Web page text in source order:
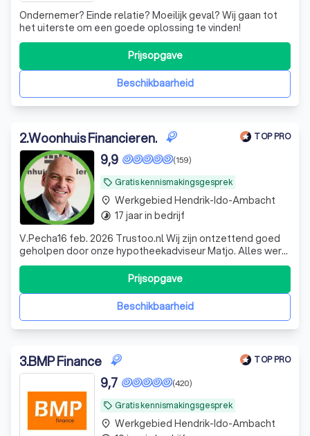
Ondernemer? Einde relatie? Moeilijk geval? Wij gaan tot
het uiterste om een goede oplossing te vinden!
Beschikbaarheid
Prijsopgave
2.Woonhuis Financieren. TOP PRO
local_offer Gratis kennismakingsgesprek
(159)
9,9
V.Pecha16 feb. 2026 Trustoo.nl Wij zijn ontzettend goed
geholpen door onze hypotheekadviseur Matjo. Alles werd
duidelijk uitgelegd. De begeleiding was professioneel,
betrokken en geruststellend.
Beschikbaarheid
Prijsopgave
place Werkgebied Hendrik-Ido-Ambacht
timelapse 17 jaar in bedrijf
3.BMP Finance TOP PRO
local_offer Gratis kennismakingsgesprek
(420)
9,7
place Werkgebied Hendrik-Ido-Ambacht